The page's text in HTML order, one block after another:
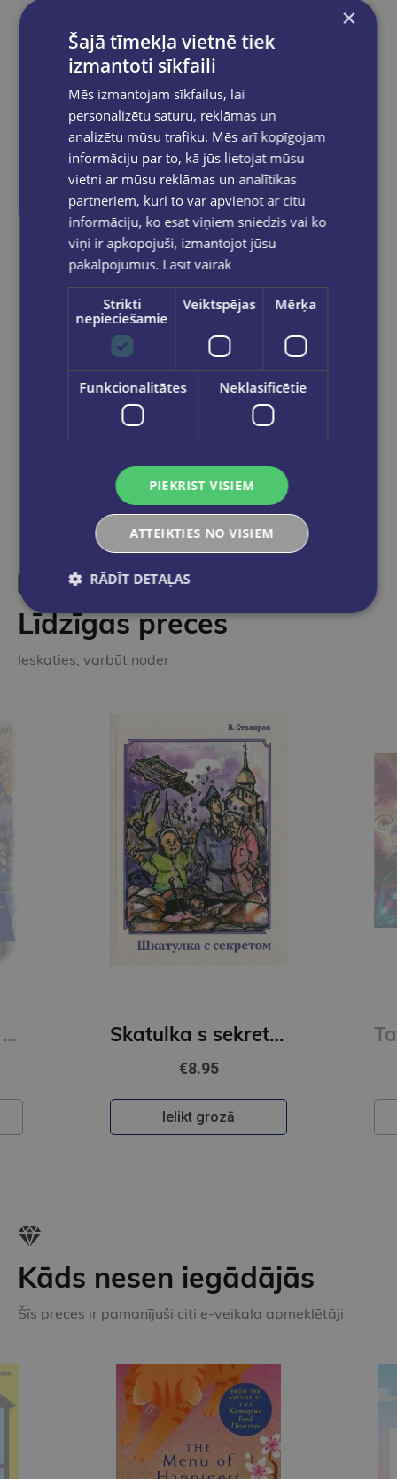
Sūtīt
Reģistrējies un saņem 10% atlaidi pilnas
cenas precēm.
Pasūtījumu apstrāde notiek darba dienās.
Apmaksātie pasūtījumi tiekapstrādāti un
izsūtīti 2-5 darba dienu laikā.
Bezmaksas piegādeuz OMNIVA
pakomātiem Latvijāpasūtījumiem no €40.00.
Bezmaksas piegāde jebkurā GLOBUSS
grāmatnīcā 1-5 darba dienu laikā, kad
pasūtījums būs gatavs saņemšanai, saņemsi
e-pastu un/ vai SMS.
Dalies sociālajos tīklos:
Līdzīgas preces
Ieskaties, varbūt noder
Skatulka s sekretom Taini volsebnovo mira snov 1
€11.95
Ielikt grozā
Kāds nesen iegādājās
Šīs preces ir pamanījuši citi e-veikala apmeklētāji
×
Šajā tīmekļa vietnē tiek
izmantoti sīkfaili
Mēs izmantojam sīkfailus, lai
personalizētu saturu, reklāmas un
analizētu mūsu trafiku. Mēs arī kopīgojam
informāciju par to, kā jūs lietojat mūsu
vietni ar mūsu reklāmas un analītikas
partneriem, kuri to var apvienot ar citu
informāciju, ko esat viņiem sniedzis vai ko
viņi ir apkopojuši, izmantojot jūsu
pakalpojumus. Lasīt vairāk
Strikti
nepieciešamie
Veiktspējas Mērķa
Funkcionalitātes Neklasificētie
PIEKRIST VISIEM
ATTEIKTIES NO VISIEM
RĀDĪT DETAĻAS